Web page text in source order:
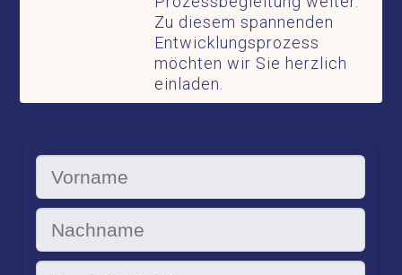
Zu diesem spannenden
Entwicklungsprozess
möchten wir Sie herzlich
einladen.